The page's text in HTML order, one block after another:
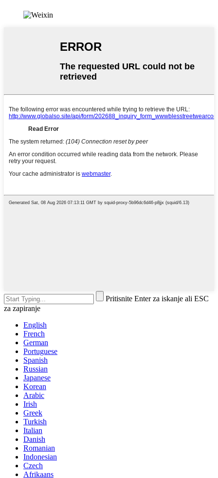
Pritisnite Enter za iskanje ali ESC
za zapiranje
English
French
German
Portuguese
Spanish
Russian
Japanese
Korean
Arabic
Irish
Greek
Turkish
Italian
Danish
Romanian
Indonesian
Czech
Afrikaans